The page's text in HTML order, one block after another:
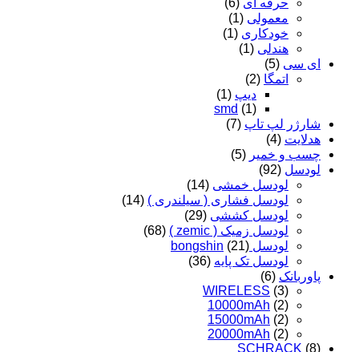
معمولی (1)
خودکاری (1)
هندلی (1)
ای سی (5)
اتمگا (2)
دیپ (1)
smd (1)
شارژر لپ تاپ (7)
هدلایت (4)
چسب و خمیر (5)
لودسل (92)
لودسل خمشی (14)
لودسل فشاری ( سیلندری ) (14)
لودسل کششی (29)
لودسل زمیک ( zemic )
(68)
لودسل bongshin (21)
لودسل تک پایه (36)
پاوربانک (6)
WIRELESS (3)
10000mAh (2)
15000mAh (2)
20000mAh (2)
SCHRACK (8)